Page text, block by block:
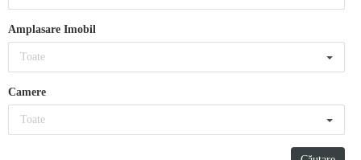
Amplasare Imobil
Toate
Camere
Toate